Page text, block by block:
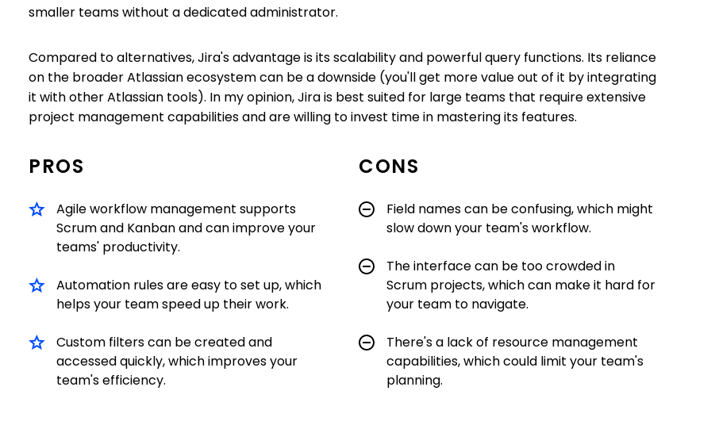
smaller teams without a dedicated administrator.
Compared to alternatives, Jira's advantage is its scalability and powerful query functions. Its reliance
on the broader Atlassian ecosystem can be a downside (you'll get more value out of it by integrating
it with other Atlassian tools). In my opinion, Jira is best suited for large teams that require extensive
project management capabilities and are willing to invest time in mastering its features.
PROS
Agile workflow management supports
Scrum and Kanban and can improve your
teams' productivity.
Automation rules are easy to set up, which
helps your team speed up their work.
Custom filters can be created and
accessed quickly, which improves your
team's efficiency.
CONS
Field names can be confusing, which might
slow down your team's workflow.
The interface can be too crowded in
Scrum projects, which can make it hard for
your team to navigate.
There's a lack of resource management
capabilities, which could limit your team's
planning.